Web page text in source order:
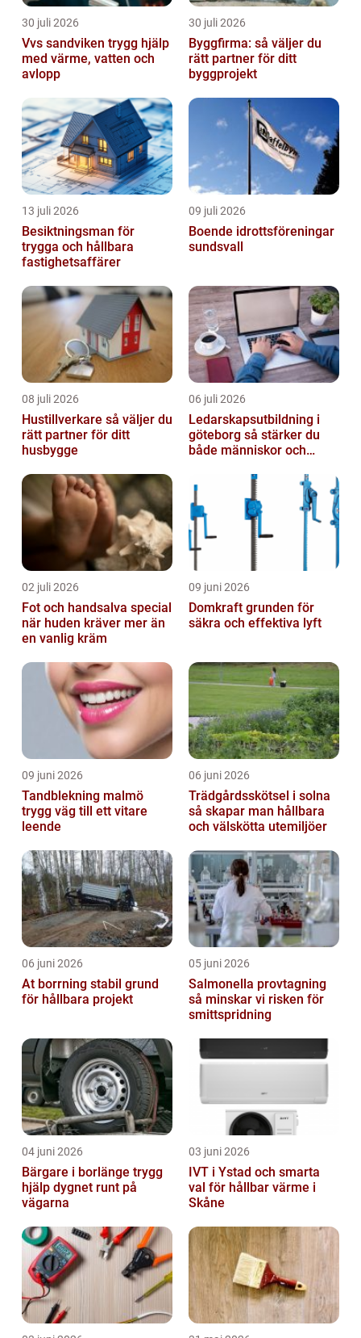
30 juli 2026
Vvs sandviken trygg hjälp
med värme, vatten och
avlopp
30 juli 2026
Byggfirma: så väljer du
rätt partner för ditt
byggprojekt
13 juli 2026
Besiktningsman för
trygga och hållbara
fastighetsaffärer
09 juli 2026
Boende idrottsföreningar
sundsvall
08 juli 2026
Hustillverkare så väljer du
rätt partner för ditt
husbygge
06 juli 2026
Ledarskapsutbildning i
göteborg så stärker du
både människor och
02 juli 2026
Fot och handsalva special
när huden kräver mer än
en vanlig kräm
09 juni 2026
Domkraft grunden för
säkra och effektiva lyft
09 juni 2026
Tandblekning malmö
trygg väg till ett vitare
leende
06 juni 2026
Trädgårdsskötsel i solna
så skapar man hållbara
och välskötta utemiljöer
06 juni 2026
At borrning stabil grund
för hållbara projekt
05 juni 2026
Salmonella provtagning
så minskar vi risken för
smittspridning
04 juni 2026
Bärgare i borlänge trygg
hjälp dygnet runt på
vägarna
03 juni 2026
IVT i Ystad och smarta
val för hållbar värme i
Skåne